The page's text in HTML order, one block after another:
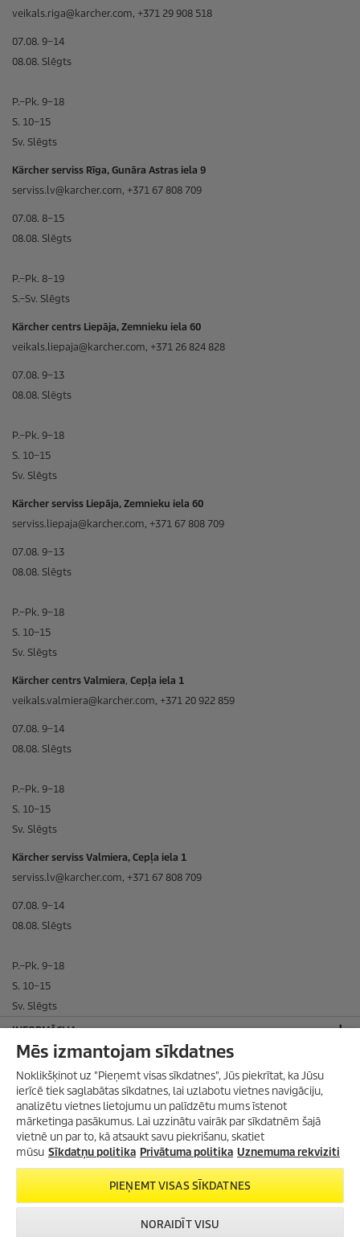
veikals.riga@karcher.com, +371 29 908 518
07.08. 9–14
08.08. Slēgts
P.–Pk. 9–18
S. 10–15
Sv. Slēgts
Kärcher serviss Rīga, Gunāra Astras iela 9
serviss.lv@karcher.com, +371 67 808 709
07.08. 8–15
08.08. Slēgts
P.–Pk. 8–19
S.–Sv. Slēgts
Kärcher centrs Liepāja, Zemnieku iela 60
veikals.liepaja@karcher.com, +371 26 824 828
07.08. 9–13
08.08. Slēgts
P.–Pk. 9–18
S. 10–15
Sv. Slēgts
Kärcher serviss Liepāja, Zemnieku iela 60
serviss.liepaja@karcher.com, +371 67 808 709
07.08. 9–13
08.08. Slēgts
P.–Pk. 9–18
S. 10–15
Sv. Slēgts
Kärcher centrs Valmiera, Cepļa iela 1
veikals.valmiera@karcher.com, +371 20 922 859
07.08. 9–14
08.08. Slēgts
P.–Pk. 9–18
S. 10–15
Sv. Slēgts
Kärcher serviss Valmiera, Cepļa iela 1
serviss.lv@karcher.com, +371 67 808 709
07.08. 9–14
08.08. Slēgts
P.–Pk. 9–18
S. 10–15
Sv. Slēgts
INFORMĀCIJA
BIEDRS ORGANIZĀCIJĀ
SADARBOJAMIES AR
JURIDISKĀ INFORMĀCIJA
Privātuma politika
Sīkdatņu politika
Mēs izmantojam sīkdatnes
Noklikšķinot uz "Pieņemt visas sīkdatnes", Jūs piekrītat, ka Jūsu
ierīcē tiek saglabātas sīkdatnes, lai uzlabotu vietnes navigāciju,
analizētu vietnes lietojumu un palīdzētu mums īstenot
mārketinga pasākumus. Lai uzzinātu vairāk par sīkdatnēm šajā
vietnē un par to, kā atsaukt savu piekrišanu, skatiet
mūsu Sīkdatņu politika Privātuma politika Uznemuma rekviziti
PIEŅEMT VISAS SĪKDATNES
NORAIDĪT VISU